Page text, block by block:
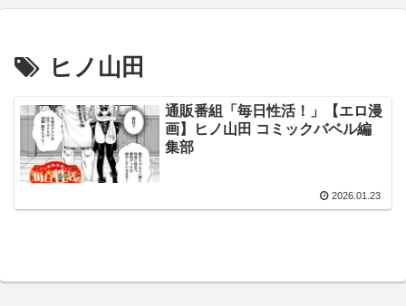
ヒノ山田
通販番組「毎日性活！」【エロ漫
画】ヒノ山田 コミックバベル編
集部
2026.01.23